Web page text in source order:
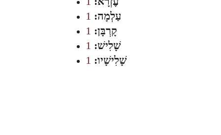
עַלְמָה: 1
קָרְבָּן: 1
שָׁלִישׁ: 1
שָׁלִישָׁיו: 1